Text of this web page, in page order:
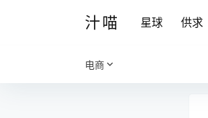
汁喵 星球 供求
电商